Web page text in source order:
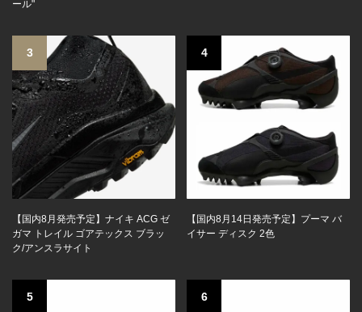
ール"
3
【国内8月発売予定】ナイキ ACG ゼ
ガマ トレイル ゴアテックス ブラッ
ク/アンスラサイト
4
【国内8月14日発売予定】プーマ バ
イサー ディスク 2色
5 6